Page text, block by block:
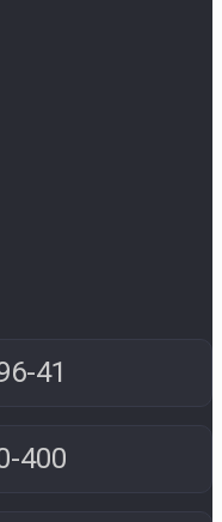
41
400